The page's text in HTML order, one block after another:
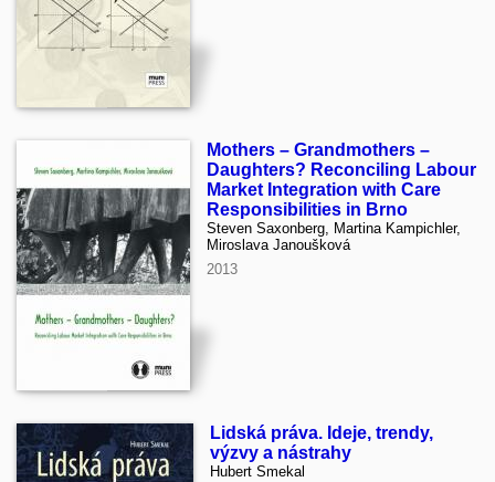
Mothers – Grandmothers –
Daughters? Reconciling Labour
Market Integration with Care
Responsibilities in Brno
Steven Saxonberg, Martina Kampichler,
Miroslava Janoušková
2013
Lidská práva. Ideje, trendy,
výzvy a nástrahy
Hubert Smekal